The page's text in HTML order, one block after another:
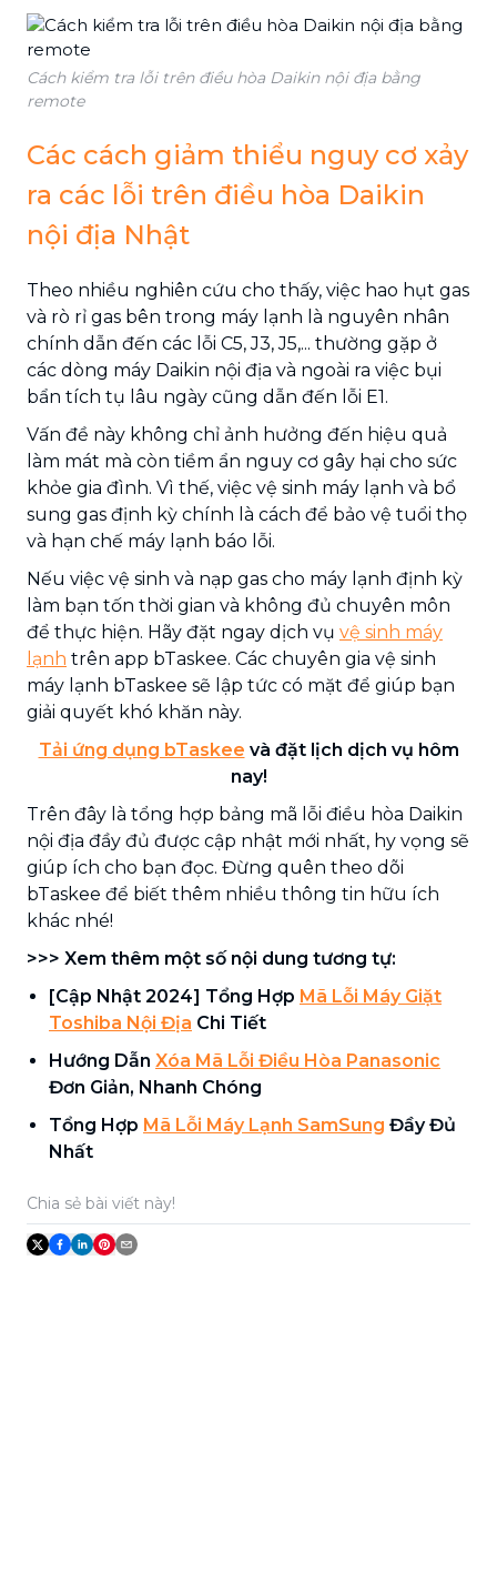
Cách kiểm tra lỗi trên điều hòa Daikin nội địa bằng
remote
Các cách giảm thiểu nguy cơ xảy
ra các lỗi trên điều hòa Daikin
nội địa Nhật
Theo nhiều nghiên cứu cho thấy, việc hao hụt gas
và rò rỉ gas bên trong máy lạnh là nguyên nhân
chính dẫn đến các lỗi C5, J3, J5,... thường gặp ở
các dòng máy Daikin nội địa và ngoài ra việc bụi
bẩn tích tụ lâu ngày cũng dẫn đến lỗi E1.
Vấn đề này không chỉ ảnh hưởng đến hiệu quả
làm mát mà còn tiềm ẩn nguy cơ gây hại cho sức
khỏe gia đình. Vì thế, việc vệ sinh máy lạnh và bổ
sung gas định kỳ chính là cách để bảo vệ tuổi thọ
và hạn chế máy lạnh báo lỗi.
Nếu việc vệ sinh và nạp gas cho máy lạnh định kỳ
làm bạn tốn thời gian và không đủ chuyên môn
để thực hiện. Hãy đặt ngay dịch vụ vệ sinh máy
lạnh trên app bTaskee. Các chuyên gia vệ sinh
máy lạnh bTaskee sẽ lập tức có mặt để giúp bạn
giải quyết khó khăn này.
Tải ứng dụng bTaskee và đặt lịch dịch vụ hôm
nay!
Trên đây là tổng hợp bảng mã lỗi điều hòa Daikin
nội địa đầy đủ được cập nhật mới nhất, hy vọng sẽ
giúp ích cho bạn đọc. Đừng quên theo dõi
bTaskee để biết thêm nhiều thông tin hữu ích
khác nhé!
>>> Xem thêm một số nội dung tương tự:
[Cập Nhật 2024] Tổng Hợp Mã Lỗi Máy Giặt
Toshiba Nội Địa Chi Tiết
Hướng Dẫn Xóa Mã Lỗi Điều Hòa Panasonic
Đơn Giản, Nhanh Chóng
Tổng Hợp Mã Lỗi Máy Lạnh SamSung Đầy Đủ
Nhất
Chia sẻ bài viết này!